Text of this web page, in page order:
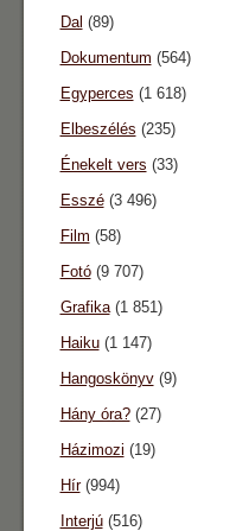
Dal (89)
Dokumentum (564)
Egyperces (1 618)
Elbeszélés (235)
Énekelt vers (33)
Esszé(3 496)
Film (58)
Fotó(9 707)
Grafika(1 851)
Haiku(1 147)
Hangoskönyv(9)
Hány óra?(27)
Házimozi (19)
Hír(994)
Interjú(516)